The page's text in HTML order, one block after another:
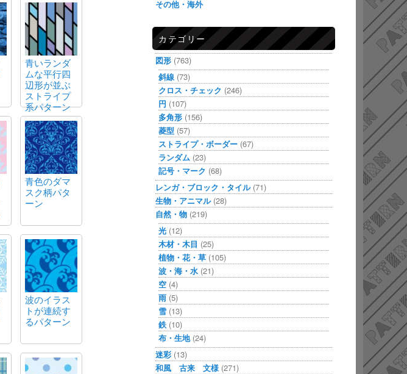
青いランダ
ムな平行四
辺形が並ぶ
ストライプ
系パターン
青色のダマ
スク柄パタ
ーン
波のイラス
トが連続す
るパターン
その他・海外
カテゴリー
図形 (763)
斜線 (73)
クロス・チェック (246)
円 (107)
多角形 (156)
菱型 (57)
ストライプ・ボーダー (67)
ランダム (23)
記号・マーク (68)
レンガ・ブロック・タイル(71)
生物・アニマル(28)
自然・物 (219)
光 (12)
木材・木目 (25)
植物・花・草 (105)
波・海・水 (21)
空 (4)
雨 (5)
雪 (13)
鉄 (10)
布・生地(24)
迷彩 (13)
和風 古来 文様 (271)